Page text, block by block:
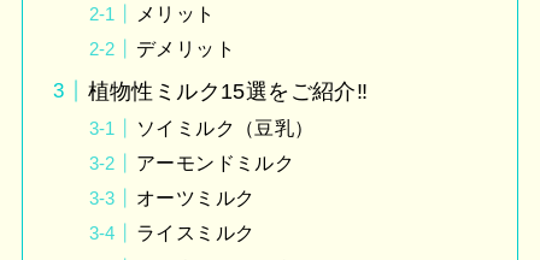
メリット
デメリット
植物性ミルク15選をご紹介‼︎
ソイミルク（豆乳）
アーモンドミルク
オーツミルク
ライスミルク